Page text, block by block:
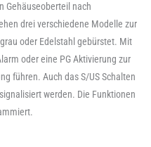
Gehäuseoberteil nach
drei verschiedene Modelle zur
oder Edelstahl gebürstet. Mit
oder eine PG Aktivierung zur
führen. Auch das S/US Schalten
werden. Die Funktionen